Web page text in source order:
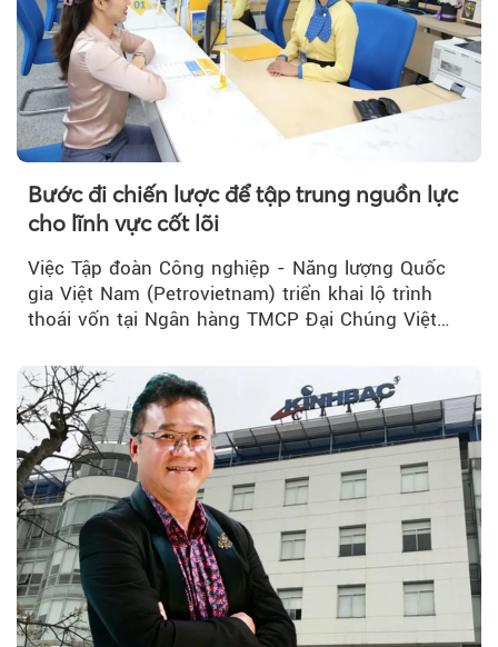
Bước đi chiến lược để tập trung nguồn lực
cho lĩnh vực cốt lõi
Việc Tập đoàn Công nghiệp - Năng lượng Quốc
gia Việt Nam (Petrovietnam) triển khai lộ trình
thoái vốn tại Ngân hàng TMCP Đại Chúng Việt